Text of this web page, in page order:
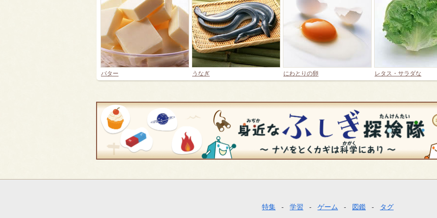
バター うなぎ にわとりの卵 レタス・サラダな
特集 学習 ゲーム 図鑑 タグ